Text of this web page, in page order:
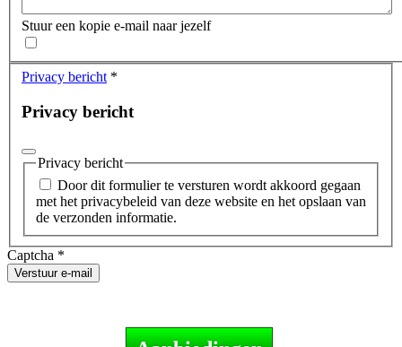
Stuur een kopie e-mail naar jezelf
Privacy bericht *
Privacy bericht
Privacy bericht
Door dit formulier te versturen wordt akkoord gegaan
met het privacybeleid van deze website en het opslaan van
de verzonden informatie.
Captcha *
Verstuur e-mail